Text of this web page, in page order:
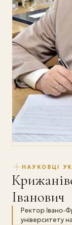
НАУКОВЦІ
Іванович
Ректор Івано-
університету